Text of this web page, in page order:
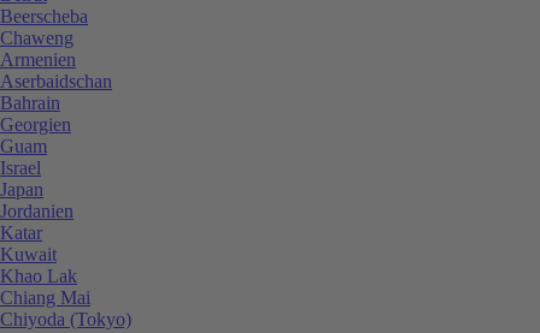
Beerscheba
Chaweng
Armenien
Aserbaidschan
Bahrain
Georgien
Guam
Israel
Japan
Jordanien
Katar
Kuwait
Khao Lak
Chiang Mai
Chiyoda (Tokyo)